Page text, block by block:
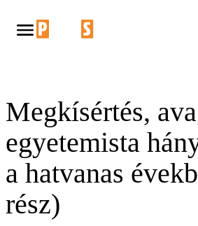
Megkísértés,
egyetemista
a hatvanas
rész)